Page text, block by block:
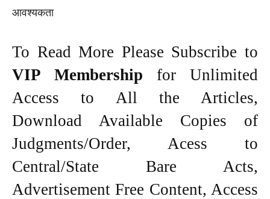
आवश्यकता
To Read More Please Subscribe to
VIP Membership for Unlimited
Access to All the Articles,
Download Available Copies of
Judgments/Order, Acess to
Central/State Bare Acts,
Advertisement Free Content, Access